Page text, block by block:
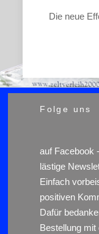
Die neue
Folge uns
auf Facebook
lästige
Einfach
positiven
Dafür
Bestellung